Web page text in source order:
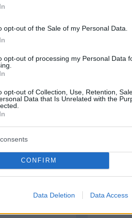
opt-out of the Sale of my Personal Data.
opt-out of processing my Personal Data
opt-out of Collection, Use, Retention,
Data that Is Unrelated with the
CONFIRM
Data Deletion Data Access
protothema.gr στο Google News
ΣΧΟΛΙΟΥ